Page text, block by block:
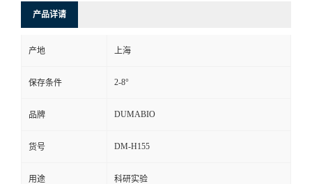
在
线
留
言
产品详请
产地 上海
保存条件 2-8°
品牌 DUMABIO
货号 DM-H155
用途 科研实验